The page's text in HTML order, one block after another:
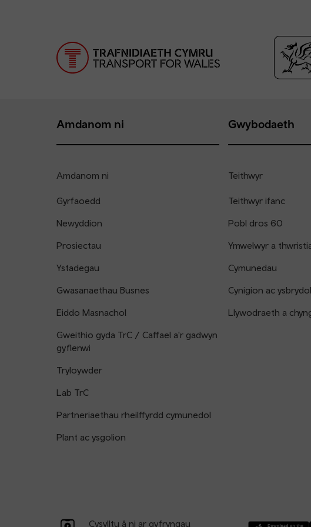
Amdanom ni
Amdanom ni
Gyrfaoedd
Newyddion
Prosiectau
Ystadegau
Gwasanaethau Busnes
Eiddo Masnachol
Gweithio gyda TrC / Caffael a'r gadwyn
gyflenwi
Tryloywder
Lab TrC
Partneriaethau rheilffyrdd cymunedol
Plant ac ysgolion
Gwybodaeth
Teithwyr
Teithwyr ifanc
Pobl dros 60
Ymwelwyr a
Cymunedau
Cynigion ac
Llywodraeth a
Cysylltu â ni ar gyfryngau